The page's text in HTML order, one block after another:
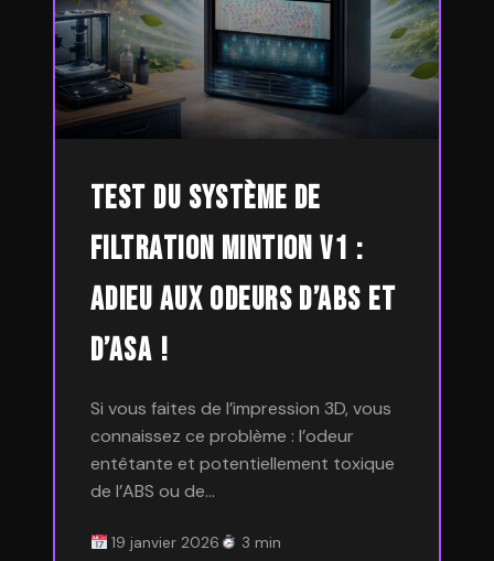
Test du Système de
Filtration Mintion V1 :
Adieu aux odeurs d’ABS et
d’ASA !
Si vous faites de l’impression 3D, vous
connaissez ce problème : l’odeur
entêtante et potentiellement toxique
de l’ABS ou de…
19 janvier 2026 3 min